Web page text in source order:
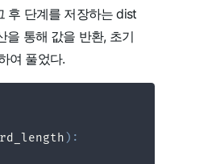
후 단계를 저장하는 dist
을 통해 값을 반환, 초기
여 풀었다.
) :